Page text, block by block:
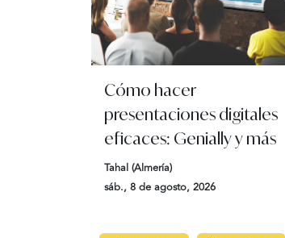
Cómo hacer
presentaciones digitales
eficaces: Genially y más
Tahal (Almería)
sáb., 8 de agosto, 2026